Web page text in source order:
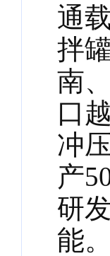
通
拌
南
口
冲
产
研
能。